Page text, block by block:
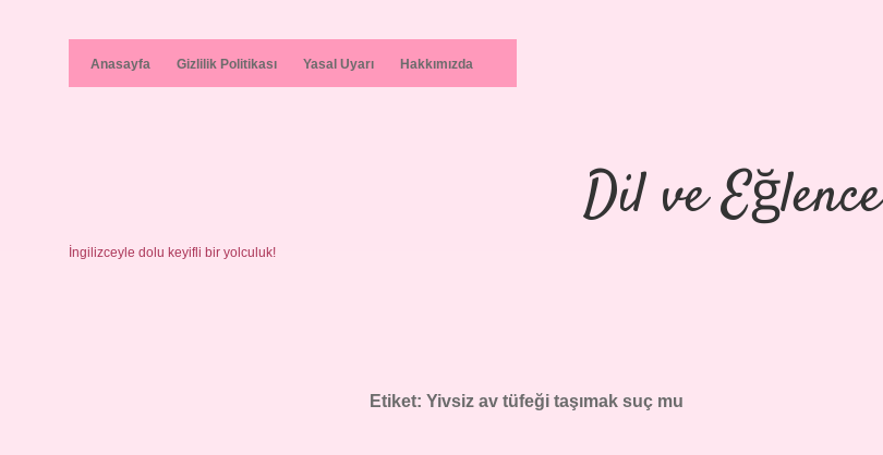
Anasayfa Gizlilik Politikası Yasal Uyarı Hakkımızda
Dil ve Eğlence
İngilizceyle dolu keyifli bir yolculuk!
Etiket: Yivsiz av tüfeği taşımak suç mu